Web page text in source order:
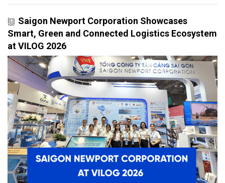
Saigon Newport Corporation Showcases
Smart, Green and Connected Logistics Ecosystem
at VILOG 2026